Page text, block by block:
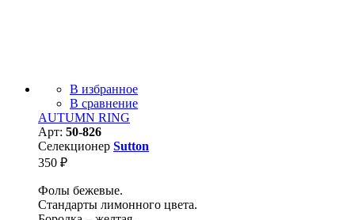
В избранное
В сравнение
AUTUMN RING
Арт: 50-826
Селекционер Sutton
350 ₽
Фолы бежевые.
Стандарты лимонного цвета.